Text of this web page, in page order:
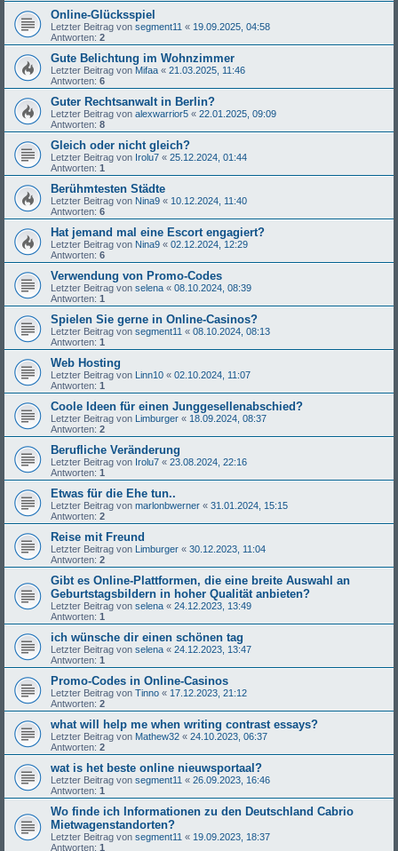
Online-Glücksspiel
Letzter Beitrag von segment11 « 19.09.2025, 04:58
Antworten: 2
Gute Belichtung im Wohnzimmer
Letzter Beitrag von Mifaa « 21.03.2025, 11:46
Antworten: 6
Guter Rechtsanwalt in Berlin?
Letzter Beitrag von alexwarrior5 « 22.01.2025, 09:09
Antworten: 8
Gleich oder nicht gleich?
Letzter Beitrag von Irolu7 « 25.12.2024, 01:44
Antworten: 1
Berühmtesten Städte
Letzter Beitrag von Nina9 « 10.12.2024, 11:40
Antworten: 6
Hat jemand mal eine Escort engagiert?
Letzter Beitrag von Nina9 « 02.12.2024, 12:29
Antworten: 6
Verwendung von Promo-Codes
Letzter Beitrag von selena « 08.10.2024, 08:39
Antworten: 1
Spielen Sie gerne in Online-Casinos?
Letzter Beitrag von segment11 « 08.10.2024, 08:13
Antworten: 1
Web Hosting
Letzter Beitrag von Linn10 « 02.10.2024, 11:07
Antworten: 1
Coole Ideen für einen Junggesellenabschied?
Letzter Beitrag von Limburger « 18.09.2024, 08:37
Antworten: 2
Berufliche Veränderung
Letzter Beitrag von Irolu7 « 23.08.2024, 22:16
Antworten: 1
Etwas für die Ehe tun..
Letzter Beitrag von marlonbwerner « 31.01.2024, 15:15
Antworten: 2
Reise mit Freund
Letzter Beitrag von Limburger « 30.12.2023, 11:04
Antworten: 2
Gibt es Online-Plattformen, die eine breite Auswahl an
Geburtstagsbildern in hoher Qualität anbieten?
Letzter Beitrag von selena « 24.12.2023, 13:49
Antworten: 1
ich wünsche dir einen schönen tag
Letzter Beitrag von selena « 24.12.2023, 13:47
Antworten: 1
Promo-Codes in Online-Casinos
Letzter Beitrag von Tinno « 17.12.2023, 21:12
Antworten: 2
what will help me when writing contrast essays?
Letzter Beitrag von Mathew32 « 24.10.2023, 06:37
Antworten: 2
wat is het beste online nieuwsportaal?
Letzter Beitrag von segment11 « 26.09.2023, 16:46
Antworten: 1
Wo finde ich Informationen zu den Deutschland Cabrio
Mietwagenstandorten?
Letzter Beitrag von segment11 « 19.09.2023, 18:37
Antworten: 1